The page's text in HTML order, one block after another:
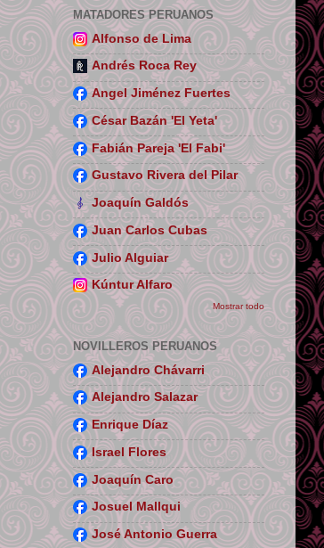
MATADORES PERUANOS
Alfonso de Lima
Andrés Roca Rey
Angel Jiménez Fuertes
César Bazán 'El Yeta'
Fabián Pareja 'El Fabi'
Gustavo Rivera del Pilar
Joaquín Galdós
Juan Carlos Cubas
Julio Alguiar
Kúntur Alfaro
Mostrar todo
NOVILLEROS PERUANOS
Alejandro Chávarri
Alejandro Salazar
Enrique Díaz
Israel Flores
Joaquín Caro
Josuel Mallqui
José Antonio Guerra